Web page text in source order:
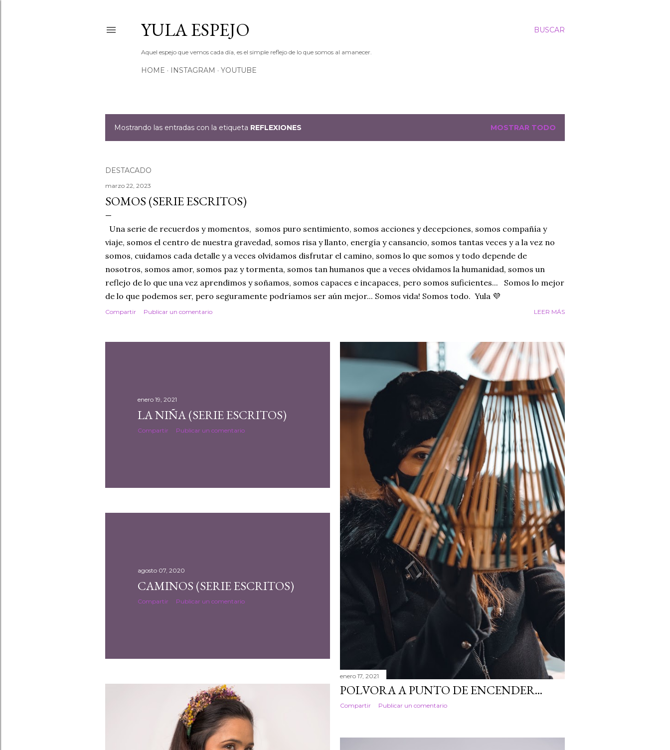
BUSCAR
YULA ESPEJO
Aquel espejo que vemos cada día, es el simple reflejo de lo que somos al amanecer.
HOME INSTAGRAM YOUTUBE
E
t
r
a
d
a
s
Mostrando las entradas con la etiqueta REFLEXIONES MOSTRAR TODO
DESTACADO
marzo 22, 2023
SOMOS (SERIE ESCRITOS)
Una serie de recuerdos y momentos, somos puro sentimiento, somos acciones y decepciones, somos compañía y
viaje, somos el centro de nuestra gravedad, somos risa y llanto, energía y cansancio, somos tantas veces y a la vez no
somos, cuidamos cada detalle y a veces olvidamos disfrutar el camino, somos lo que somos y todo depende de
nosotros, somos amor, somos paz y tormenta, somos tan humanos que a veces olvidamos la humanidad, somos un
reflejo de lo que una vez aprendimos y soñamos, somos capaces e incapaces, pero somos suficientes... Somos lo mejor
de lo que podemos ser, pero seguramente podríamos ser aún mejor... Somos vida! Somos todo. Yula 💜
Compartir Publicar un comentario LEER MÁS
enero 19, 2021
LA NIÑA (SERIE ESCRITOS)
Compartir Publicar un comentario
enero 17, 2021
POLVORA A PUNTO DE ENCENDER...
Compartir Publicar un comentario
agosto 07, 2020
CAMINOS (SERIE ESCRITOS)
Compartir Publicar un comentario